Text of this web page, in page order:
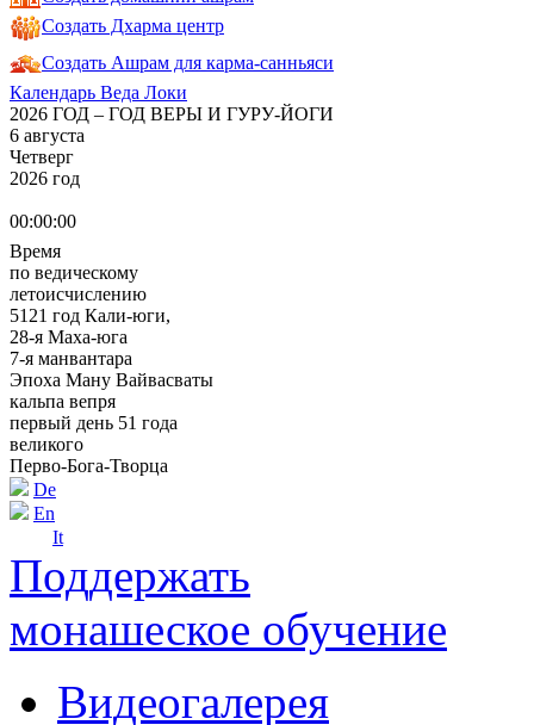
Создать Дхарма центр
Создать Ашрам для карма-санньяси
Календарь Веда Локи
2026 ГОД – ГОД ВЕРЫ И ГУРУ-ЙОГИ
6 августа
Четверг
2026 год
00:00:00
Время
по ведическому
летоисчислению
5121 год Кали-юги,
28-я Маха-юга
7-я манвантара
Эпоха Ману Вайвасваты
кальпа вепря
первый день 51 года
великого
Перво-Бога-Творца
De
En
It
Поддержать
монашеское обучение
Видеогалерея